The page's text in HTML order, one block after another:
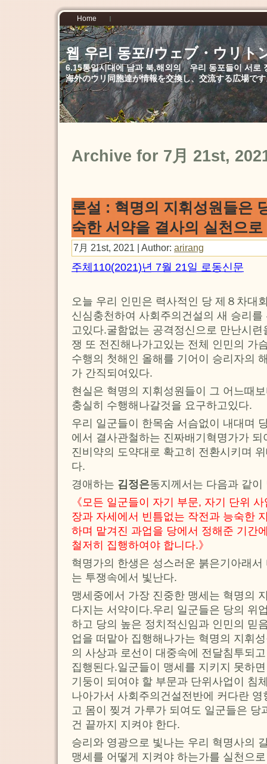
Home
웹 우리 동포//ウェブ・ウリト
6.15통일시대에 남과 북,해외의 우리 동포들이 서로
海外のウリ同胞達が情報を交換し、交流する広場で
Archive for 7月 21st,
론설 : 혁명의 지휘성원들은
숙한 서약을 결사의 실천으로
7月 21st, 2021 | Author: arirang
주체110(2021)년 7월 21일 로동신문
오늘 우리 인민은 력사적인 당 제８차대
신심충천하여 사회주의건설의 새 승리
고있다.굴함없는 공격정신으로 만난시
쟁 또 전진해나가고있는 전체 인민의 가
수행의 첫해인 올해를 기어이 승리자의
가 간직되여있다.
현실은 혁명의 지휘성원들이 그 어느때
충실히 수행해나갈것을 요구하고있다.
우리 일군들이 한목숨 서슴없이 내대며
에서 결사관철하는 진짜배기혁명가가
진비약의 도약대로 확고히 전환시키며
다.
경애하는 김정은동지께서는 다음과 같이
《모든 일군들이 자기 부문, 자기 단위
장과 자세에서 빈틈없는 작전과 능숙한
하며 맡겨진 과업을 당에서 정해준 기간
철저히 집행하여야 합니다.》
혁명가의 한생은 성스러운 붉은기아래
는 투쟁속에서 빛난다.
맹세중에서 가장 진중한 맹세는 혁명의
다지는 서약이다.우리 일군들은 당의 위
하고 당의 높은 정치적신임과 인민의 믿
업을 떠맡아 집행해나가는 혁명의 지휘
의 사상과 로선이 대중속에 전달침투되
집행된다.일군들이 맹세를 지키지 못하
기둥이 되여야 할 부문과 단위사업이 침
나아가서 사회주의건설전반에 커다란
고 몸이 찢겨 가루가 되여도 일군들은
건 끝까지 지켜야 한다.
승리와 영광으로 빛나는 우리 혁명사의
맹세를 어떻게 지켜야 하는가를 실천으